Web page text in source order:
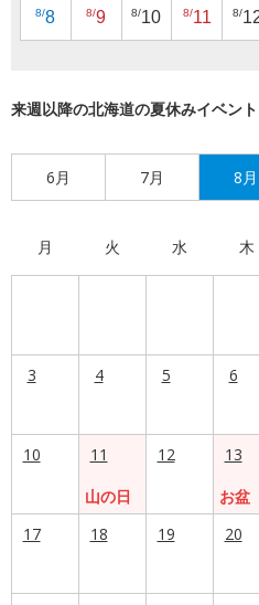
8/8 8/9 8/10 8/11 8/
来週以降の北海道の夏休みイベン
6月 7月 8月
月 火 水 木
3 4 5 6
10
11
山の日
12
13
お盆
17
18 19 20